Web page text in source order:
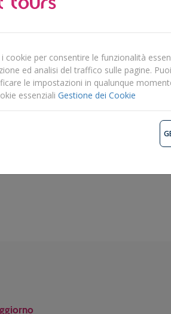
e prezzi
cookie per consentire le funzionalità
ed analisi del traffico sulle pagine.
le impostazioni in qualunque
essenziali Gestione dei Cookie